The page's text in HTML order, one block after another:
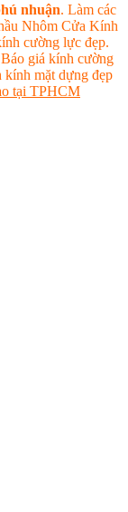
nhuận. Làm các
Nhôm Cửa Kính
cường lực đẹp.
giá kính cường
mặt dựng đẹp
tại TPHCM